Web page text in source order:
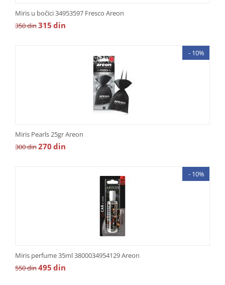
Miris u bočici 34953597 Fresco Areon
350din315 din
- 10%
Miris Pearls 25gr Areon
300din270 din
- 10%
Miris perfume 35ml 3800034954129 Areon
550din495 din